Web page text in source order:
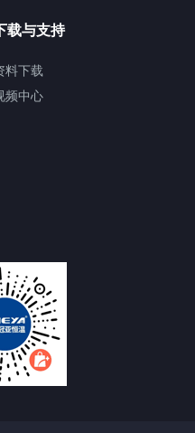
载与支持
料下载
频中心